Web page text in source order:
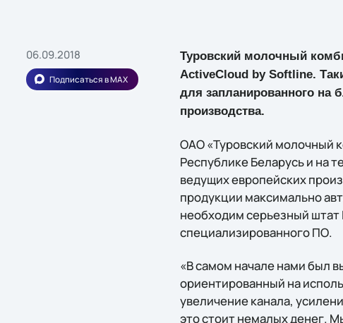
06.09.2018
Подписаться в MAX
Туровский молочный
ActiveCloud by Softline.
для запланированного на
производства.
ОАО «Туровский молочный
Республике Беларусь и на
ведущих европейских
продукции максимально
необходим серьезный
специализированного ПО.
«В самом начале нами был
ориентированный на
увеличение канала,
это стоит немалых денег.